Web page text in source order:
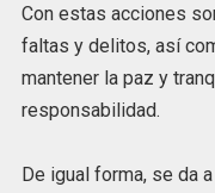
Con estas acciones
faltas y delitos, así
mantener la paz y
responsabilidad.
De igual forma, se da